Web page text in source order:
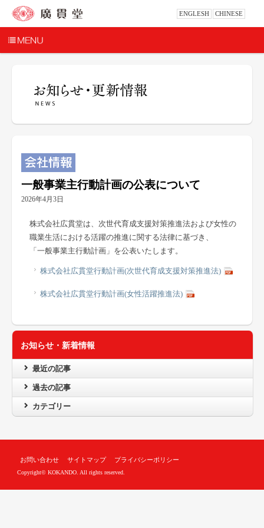
ENGLESH CHINESE
一般事業主行動計画の公表について
2026年4月3日
株式会社広貫堂は、次世代育成支援対策推進法および女性の
職業生活における活躍の推進に関する法律に基づき、
「一般事業主行動計画」を公表いたします。
株式会社広貫堂行動計画(次世代育成支援対策推進法)
株式会社広貫堂行動計画(女性活躍推進法)
お知らせ・新着情報
最近の記事
過去の記事
カテゴリー
お問い合わせ サイトマップ プライバシーポリシー
Copyright© KOKANDO. All rights reserved.